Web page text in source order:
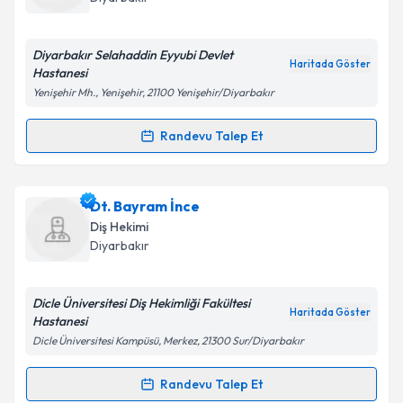
Kişisel verilerimin işlenmesine ilişkinAydınlatma
'ni okudum ve kişisel verilerimin belirtilen
kapsamda işlenmesini kabul ediyorum.
Takvim Talebini Gönder
Diyarbakır Selahaddin Eyyubi Devlet
Hastanesi
Haritada Göster
Yenişehir Mh., Yenişehir, 21100 Yenişehir/Diyarbakır
Randevu Talep Et
Randevu Takvimi Talebi
Dt. Hüseyin Tortiçin randevu takvimi talebi oluşturun.
Size bu uzmandan randevu almanız için bir takvim
hazırlandığında e-posta ile bilgilendireceğiz.
Kişisel verilerimin işlenmesine ilişkinAydınlatma
'ni okudum ve kişisel verilerimin belirtilen
Dt. Bayram İnce
Diş Hekimi
Diyarbakır
Dicle Üniversitesi Diş Hekimliği Fakültesi
Hastanesi
Haritada Göster
Dicle Üniversitesi Kampüsü, Merkez, 21300 Sur/Diyarbakır
Randevu Talep Et
Randevu Takvimi Talebi